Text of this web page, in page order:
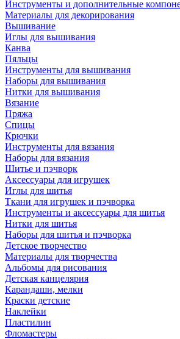
Инструменты и дополнительные
Материалы для декорирования
Вышивание
Иглы для вышивания
Канва
Пяльцы
Инструменты для вышивания
Наборы для вышивания
Нитки для вышивания
Вязание
Пряжа
Спицы
Крючки
Инструменты для вязания
Наборы для вязания
Шитье и пэчворк
Аксессуары для игрушек
Иглы для шитья
Ткани для игрушек и пэчворка
Инструменты и аксессуары для шитья
Нитки для шитья
Наборы для шитья и пэчворка
Детское творчество
Материалы для творчества
Альбомы для рисования
Детская канцелярия
Карандаши, мелки
Краски детские
Наклейки
Пластилин
Фломастеры